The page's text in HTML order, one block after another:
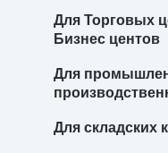
Для Торговых
Бизнес центов
Для
Для складских